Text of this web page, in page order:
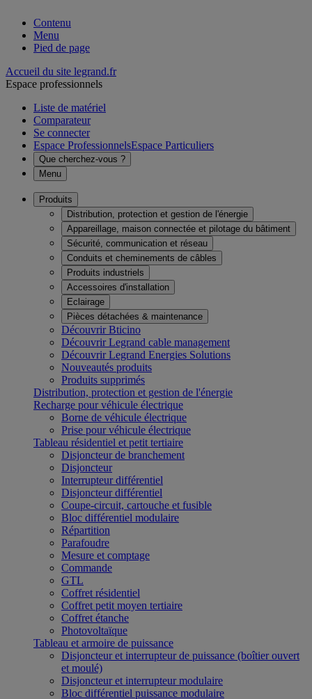
Contenu
Menu
Pied de page
Accueil du site legrand.fr
Espace professionnels
Liste de matériel
Comparateur
Se connecter
Espace ProfessionnelsEspace Particuliers
Que cherchez-vous ?
Menu
Produits
Distribution, protection et gestion de l'énergie
Appareillage, maison connectée et pilotage du bâtiment
Sécurité, communication et réseau
Conduits et cheminements de câbles
Produits industriels
Accessoires d'installation
Eclairage
Pièces détachées & maintenance
Découvrir Bticino
Découvrir Legrand cable management
Découvrir Legrand Energies Solutions
Nouveautés produits
Produits supprimés
Distribution, protection et gestion de l'énergie
Recharge pour véhicule électrique
Borne de véhicule électrique
Prise pour véhicule électrique
Tableau résidentiel et petit tertiaire
Disjoncteur de branchement
Disjoncteur
Interrupteur différentiel
Disjoncteur différentiel
Coupe-circuit, cartouche et fusible
Bloc différentiel modulaire
Répartition
Parafoudre
Mesure et comptage
Commande
GTL
Coffret résidentiel
Coffret petit moyen tertiaire
Coffret étanche
Photovoltaïque
Tableau et armoire de puissance
Disjoncteur et interrupteur de puissance (boîtier ouvert
et moulé)
Disjoncteur et interrupteur modulaire
Bloc différentiel puissance modulaire